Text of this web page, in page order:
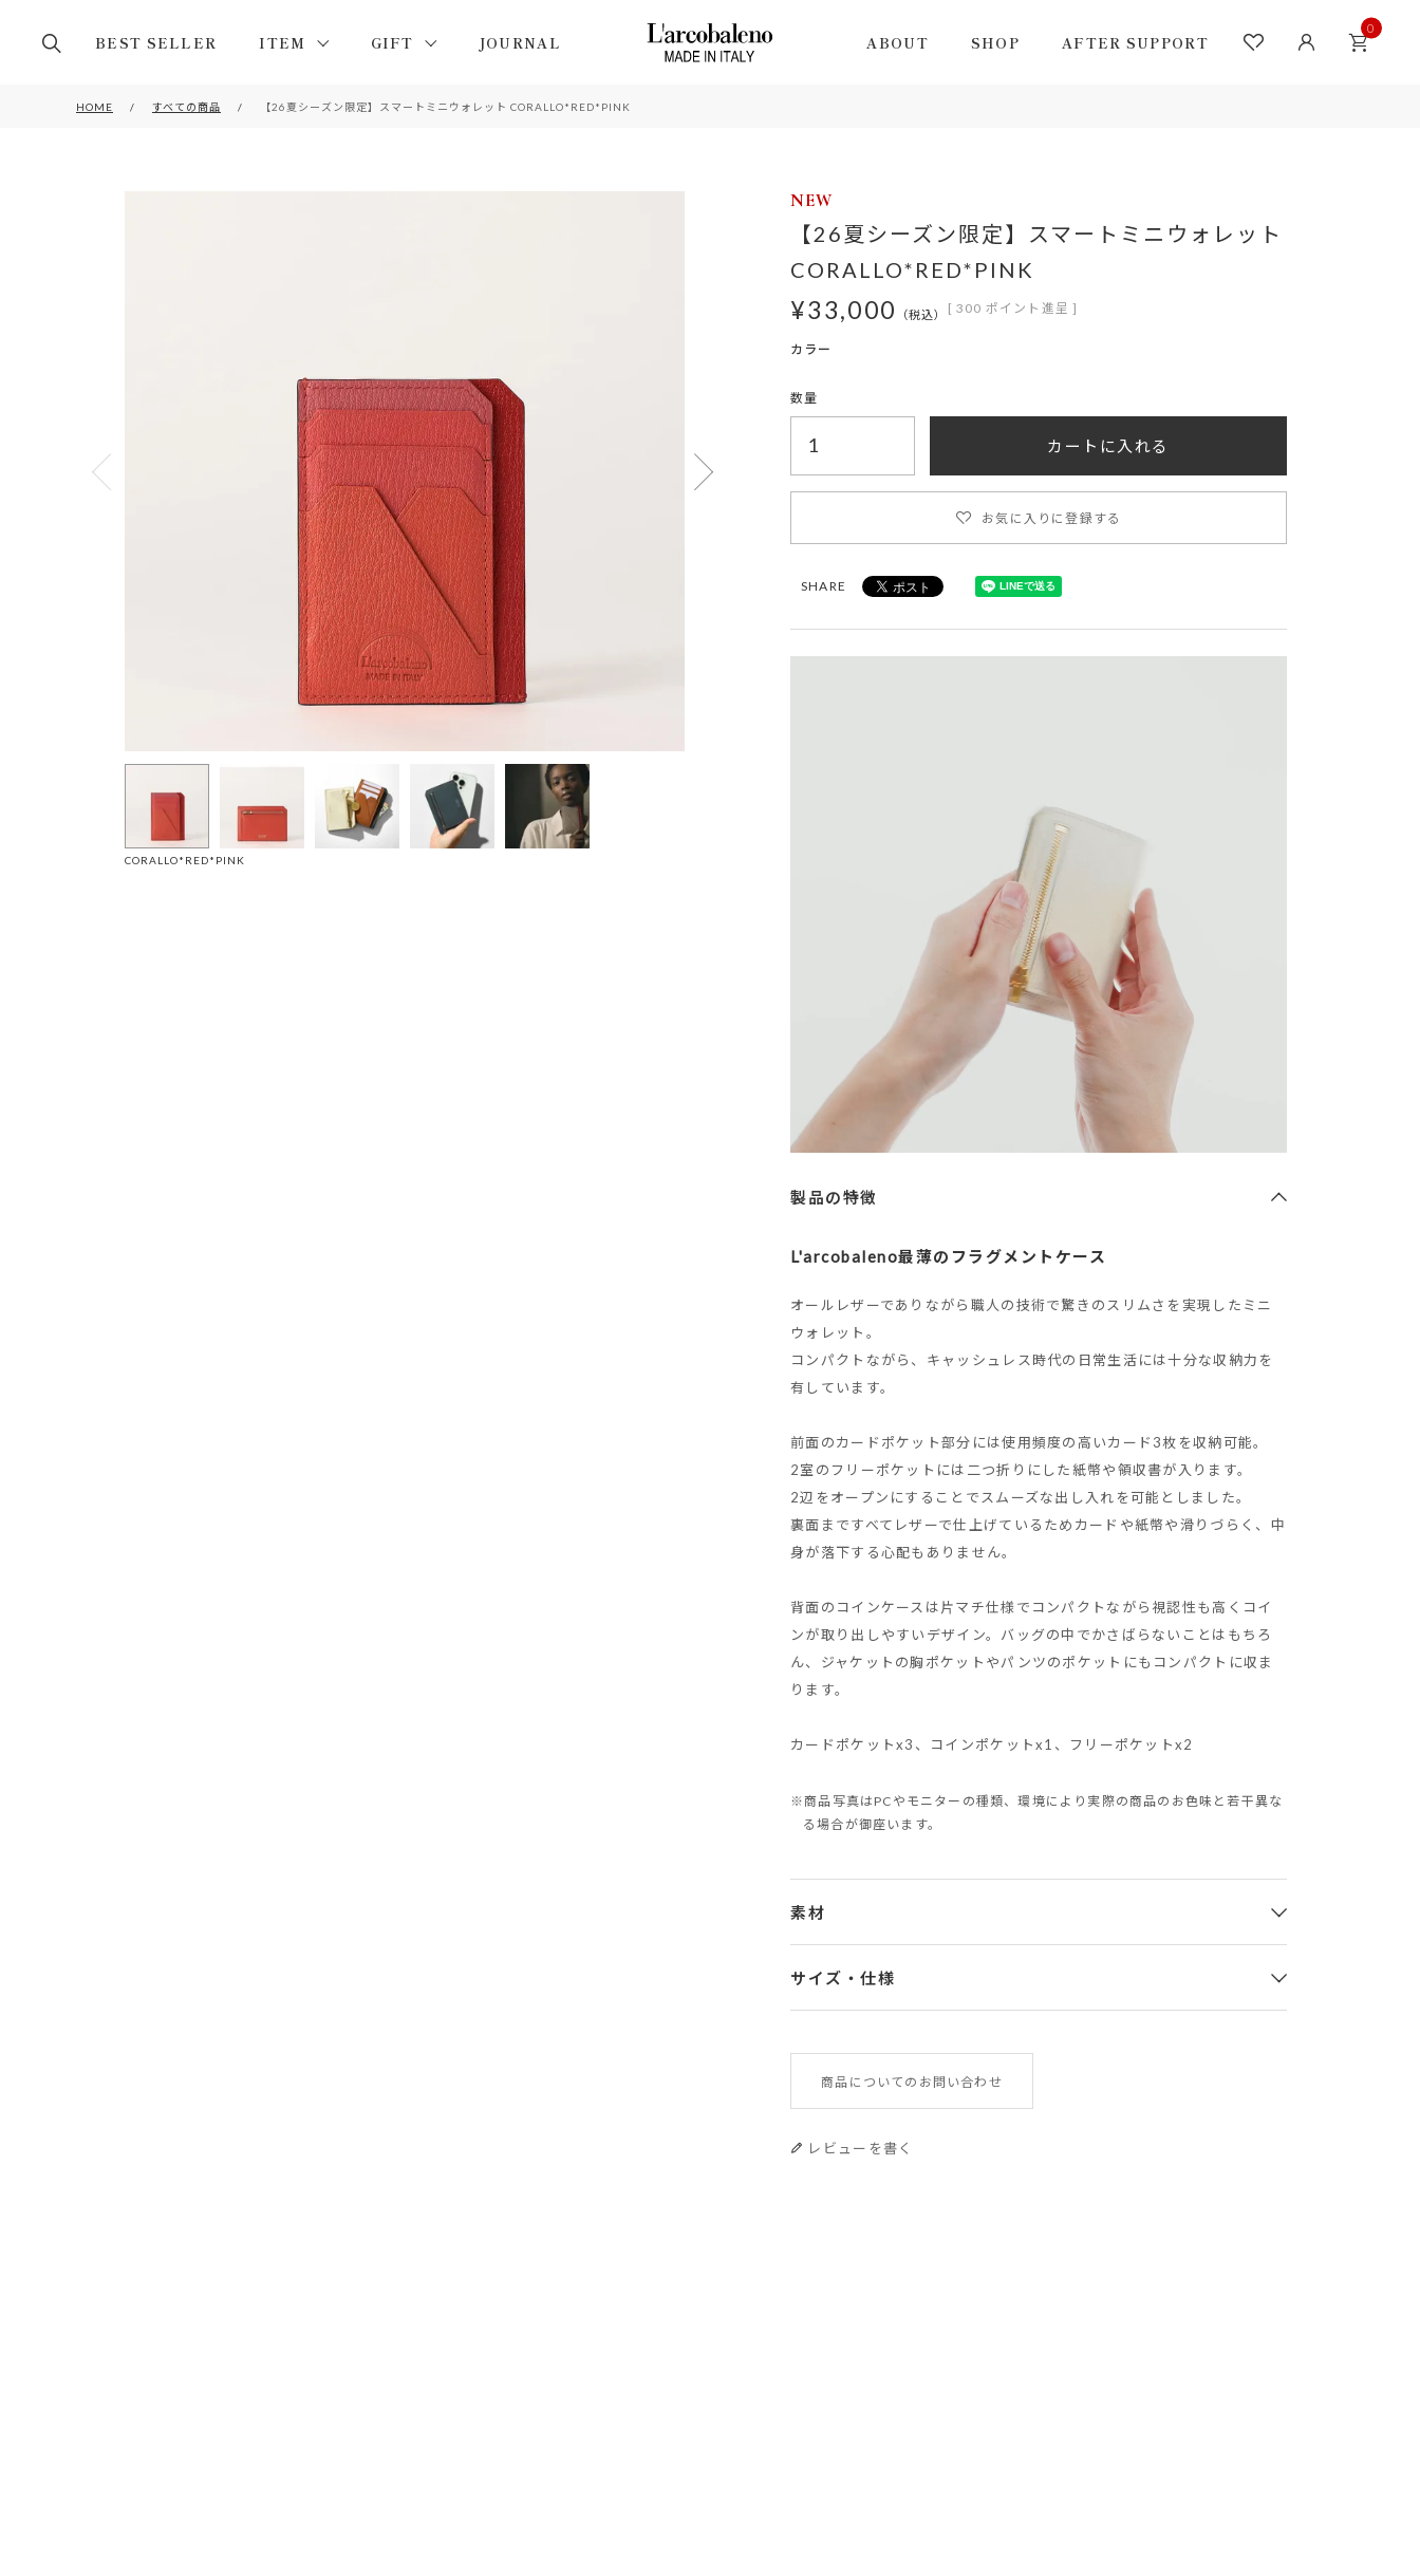
BEST SELLER ITEM GIFT JOURNAL ABOUT SHOP AFTER SUPPORT
0
HOME すべての商品 【26夏シーズン限定】スマートミニウォレット CORALLO*RED*PINK
CORALLO*RED*PINK
NEW
【26夏シーズン限定】スマートミニウォレット
CORALLO*RED*PINK
¥33,000 税込 [ 300 ポイント進呈 ]
お気に入りに登録する
カートに入れる
SHARE
製品の特徴
L'arcobaleno最薄のフラグメントケース
オールレザーでありながら職人の技術で驚きのスリムさを実現したミニ
ウォレット。
コンパクトながら、キャッシュレス時代の日常生活には十分な収納力を
有しています。
前面のカードポケット部分には使用頻度の高いカード3枚を収納可能。
2室のフリーポケットには二つ折りにした紙幣や領収書が入ります。
2辺をオープンにすることでスムーズな出し入れを可能としました。
裏面まですべてレザーで仕上げているためカードや紙幣や滑りづらく、中
身が落下する心配もありません。
背面のコインケースは片マチ仕様でコンパクトながら視認性も高くコイ
ンが取り出しやすいデザイン。バッグの中でかさばらないことはもちろ
ん、ジャケットの胸ポケットやパンツのポケットにもコンパクトに収ま
ります。
カードポケットx3、コインポケットx1、フリーポケットx2
※商品写真はPCやモニターの種類、環境により実際の商品のお色味と若干異な
る場合が御座います。
素材
サイズ・仕様
重さ
商品についてのお問い合わせ
レビューを書く